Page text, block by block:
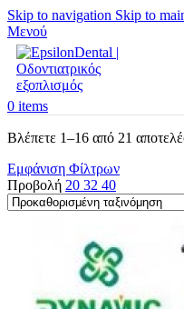
Skip to navigation Skip to
Μενού
0 items
Βλέπετε 1–16 από 21
Εμφάνιση Φίλτρων
Προβολή 20 32 40